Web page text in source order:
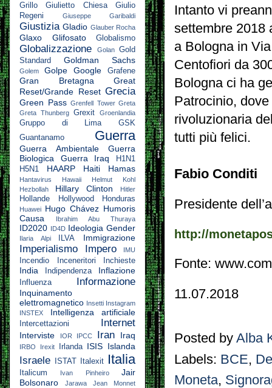
Intanto vi
settembre 2018
a Bologna in
Centofiori da
Bologna ci ha
Patrocinio,
rivoluzionaria
tutti più felici.
Fabio Conditi
Presidente
http://
Fonte:
11.07.2018
Posted by Alba
Labels: BCE,
Moneta,
Grillo
Giulietto Chiesa
Giulio
Regeni
Giuseppe Garibaldi
Giustizia Gladio Glauber Rocha
Glaxo Glifosato Globalismo
Globalizzazione Golan Gold
Standard
Goldman Sachs
Golem Golpe Google Grafene
Gran Bretagna
Great
Reset/Grande Reset Grecia
Green Pass Grenfell Tower Greta
Greta Thunberg Grexit Groenlandia
Gruppo di Lima
GSK
Guantanamo
Guerra
Guerra Ambientale
Guerra
Biologica
Guerra Iraq
H1N1
H5N1
HAARP Haiti Hamas
Hantavirus Hawaii
Helmut Kohl
Hezbollah
Hillary Clinton Hitler
Hollande Hollywood Honduras
Huawei Hugo Chávez Humoris
Causa
Ibrahim Abu Thuraya
ID2020 ID4D Ideologia Gender
Ilaria Alpi ILVA Immigrazione
Imperialismo Impero IMU
Incendio Inceneritori Inchieste
India Indipendenza Inflazione
Influenza Informazione
Inquinamento
elettromagnetico Insetti Instagram
INSTEX
Intelligenza artificiale
Intercettazioni Internet
Interviste IOR IPCC Iran Iraq
IRBO Irexit Irlanda ISIS Islanda
Israele ISTAT Italexit Italia
Italicum Ivan Pinheiro
Jair
Bolsonaro
Jarawa
Jean Monnet